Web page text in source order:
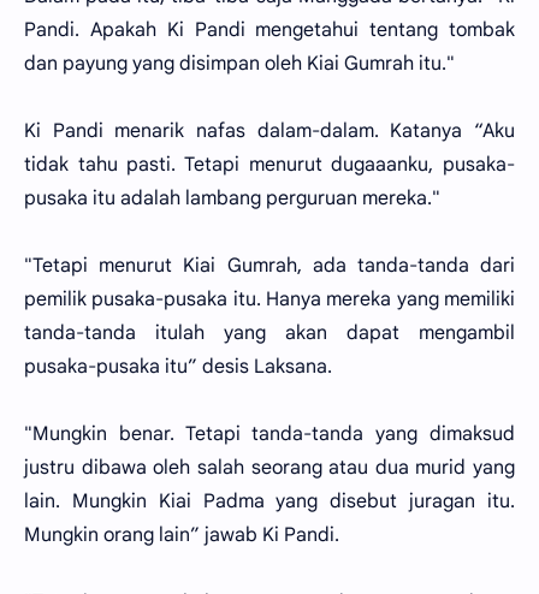
Pandi. Apakah Ki Pandi mengetahui tentang tombak
dan payung yang disimpan oleh Kiai Gumrah itu."
Ki Pandi menarik nafas dalam-dalam. Katanya “Aku
tidak tahu pasti. Tetapi menurut dugaaanku, pusaka-
pusaka itu adalah lambang perguruan mereka."
"Tetapi menurut Kiai Gumrah, ada tanda-tanda dari
pemilik pusaka-pusaka itu. Hanya mereka yang memiliki
tanda-tanda itulah yang akan dapat mengambil
pusaka-pusaka itu” desis Laksana.
"Mungkin benar. Tetapi tanda-tanda yang dimaksud
justru dibawa oleh salah seorang atau dua murid yang
lain. Mungkin Kiai Padma yang disebut juragan itu.
Mungkin orang lain” jawab Ki Pandi.